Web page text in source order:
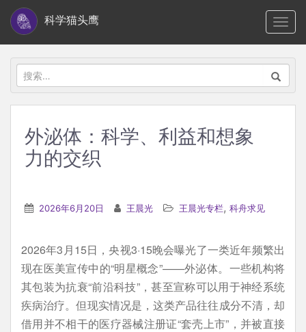
i
科学猫头鹰
搜
索：
外泌体：科学、利益和想象
力的交织
2026年6月20日 王晨光 王晨光专栏, 科舟求见
2026年3月15日，央视3·15晚会曝光了一类近年频繁出
现在医美宣传中的“明星概念”——外泌体。一些机构将
其包装为抗衰“前沿科技”，甚至宣称可以用于神经系统
疾病治疗。但现实情况是，这类产品往往成分不清，却
借用并不相干的医疗器械注册证“套壳上市”，并被直接